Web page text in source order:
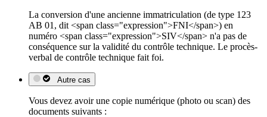
La conversion d'une ancienne immatriculation (de type 123
AB 01, dit <span class="expression">FNI</span>) en
numéro <span class="expression">SIV</span> n'a pas de
conséquence sur la validité du contrôle technique. Le procès-
verbal de contrôle technique fait foi.
Autre cas
Vous devez avoir une copie numérique (photo ou scan) des
documents suivants :